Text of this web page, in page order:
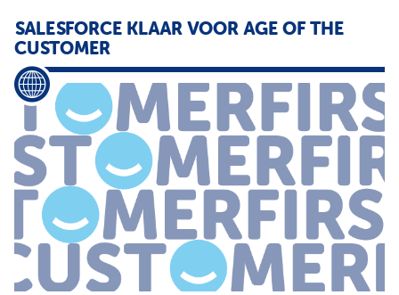
SALESFORCE KLAAR VOOR AGE OF THE
CUSTOMER